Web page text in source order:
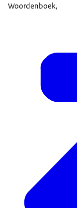
Woordenboek,